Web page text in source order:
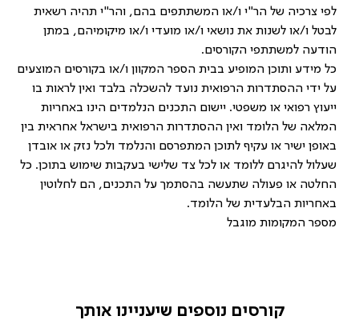
לפי צרכיה של הר"י ו/או המשתתפים בהם, והר"י תהיה רשאית
לבטל ו/או לשנות את נושאי ו/או מועדי ו/או מיקומיהם, במתן
הודעה למשתתפי הקורסים.
כל מידע ותוכן המופיע בבית הספר המקוון ו/או בקורסים המוצעים
על ידי ההסתדרות הרפואית נועד להשכלה בלבד ואין לראות בו
ייעוץ רפואי או משפטי. יישום התכנים הנלמדים הינו באחריות
המלאה של הלומד ואין ההסתדרות הרפואית בישראל אחראית בין
באופן ישיר או עקיף לתוכן המתפרסם והנלמד ולכל נזק או אובדן
שעלול להיגרם ללומד או לכל צד שלישי בעקבות שימוש בתוכן. כל
החלטה או פעולה שתעשה בהסתמך על התכנים, הם לחלוטין
באחריות הבלעדית של הלומד.
מספר המקומות מוגבל
קורסים נוספים שיעניינו אותך